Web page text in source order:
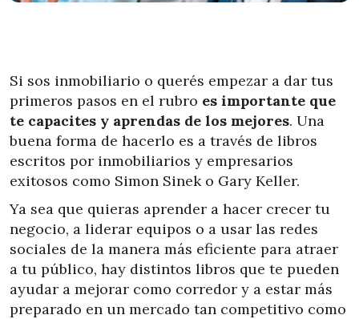
Si sos inmobiliario o querés empezar a dar tus
primeros pasos en el rubro es importante que
te capacites y aprendas de los mejores. Una
buena forma de hacerlo es a través de libros
escritos por inmobiliarios y empresarios
exitosos como Simon Sinek o Gary Keller.
Ya sea que quieras aprender a hacer crecer tu
negocio, a liderar equipos o a usar las redes
sociales de la manera más eficiente para atraer
a tu público, hay distintos libros que te pueden
ayudar a mejorar como corredor y a estar más
preparado en un mercado tan competitivo como